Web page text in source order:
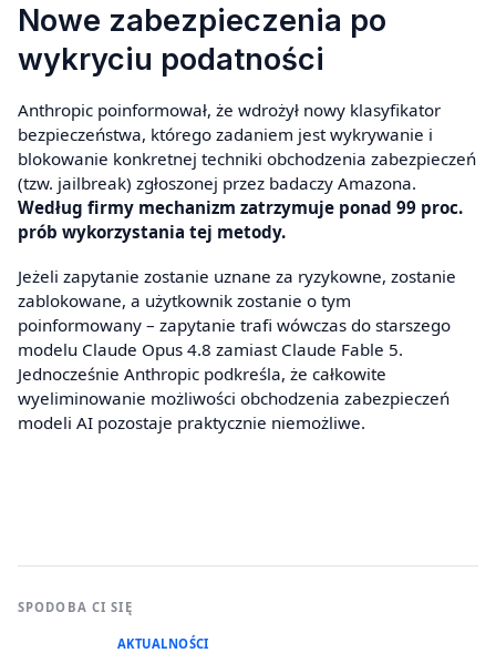
Nowe zabezpieczenia po
wykryciu podatności
Anthropic poinformował, że wdrożył nowy klasyfikator
bezpieczeństwa, którego zadaniem jest wykrywanie i
blokowanie konkretnej techniki obchodzenia zabezpieczeń
(tzw. jailbreak) zgłoszonej przez badaczy Amazona.
Według firmy mechanizm zatrzymuje ponad 99 proc.
prób wykorzystania tej metody.
Jeżeli zapytanie zostanie uznane za ryzykowne, zostanie
zablokowane, a użytkownik zostanie o tym
poinformowany – zapytanie trafi wówczas do starszego
modelu Claude Opus 4.8 zamiast Claude Fable 5.
Jednocześnie Anthropic podkreśla, że całkowite
wyeliminowanie możliwości obchodzenia zabezpieczeń
modeli AI pozostaje praktycznie niemożliwe.
SPODOBA CI SIĘ
AKTUALNOŚCI